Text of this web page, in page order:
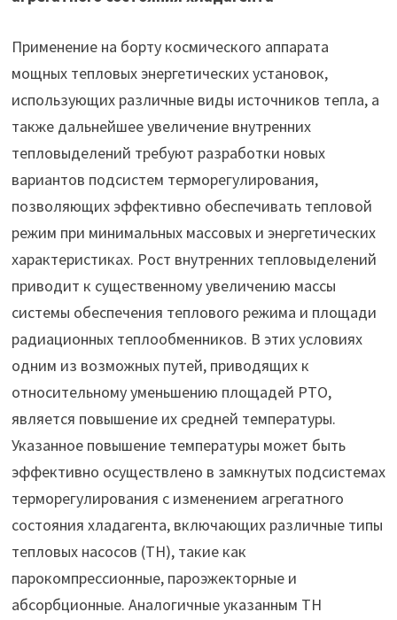
Применение на борту космического аппарата
мощных тепловых энергетических установок,
использующих различные виды источников тепла, а
также дальнейшее увеличение внутренних
тепловыделений требуют разработки новых
вариантов подсистем терморегулирования,
позволяющих эффективно обеспечивать тепловой
режим при минимальных массовых и энергетических
характеристиках. Рост внутренних тепловыделений
приводит к существенному увеличению массы
системы обеспечения теплового режима и площади
радиационных теплообменников. В этих условиях
одним из возможных путей, приводящих к
относительному уменьшению площадей РТО,
является повышение их средней температуры.
Указанное повышение температуры может быть
эффективно осуществлено в замкнутых подсистемах
терморегулирования с изменением агрегатного
состояния хладагента, включающих различные типы
тепловых насосов (ТН), такие как
парокомпрессионные, пароэжекторные и
абсорбционные. Аналогичные указанным ТН